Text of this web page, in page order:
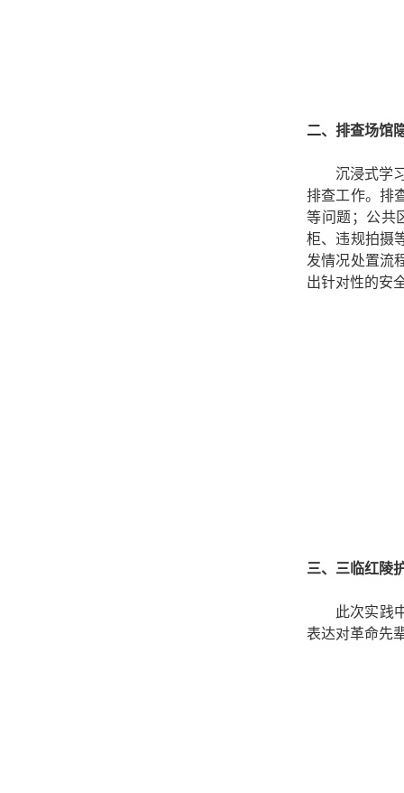
二、排查场馆
沉浸式学
排查工作。排
等问题；公共
柜、违规拍摄
发情况处置流
出针对性的安
三、 三临红陵
此次实践
表达对革命先